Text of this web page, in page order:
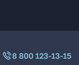
8 800 123-13-15